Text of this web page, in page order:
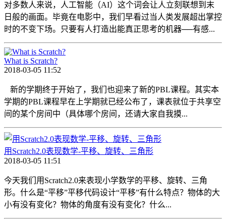
对多数人来说，人工智能（AI）这个词会让人立刻联想到末
日般的画面。毕竟在电影中，我们早看过当人类发展超出掌控
时的不变下场。只要有人打造出能真正思考的机器──有感...
What is Scratch?
2018-03-05 11:52
新的学期终于开始了，我们也迎来了新的PBL课程。其实本
学期的PBL课程早在上学期就已经公布了，课表就位于共享空
间的某个房间中（具体哪个房间，还请大家自我摸...
用Scratch2.0表现数学-平移、旋转、三角形
2018-03-05 11:51
今天我们用Scratch2.0来表现小学数学的平移、旋转、三角
形。什么是“平移”平移代码设计“平移”有什么特点？物体的大
小有没有变化？物体的角度有没有变化？什么...